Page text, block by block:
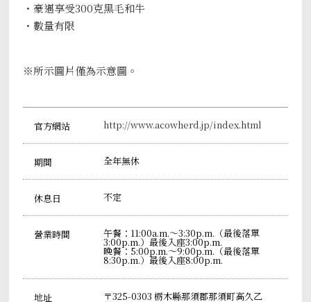
・豪邁享受300克黑毛和牛
・數量有限
※所示圖片僅為示意圖。
官方網站 http://www.acowherd.jp/index.html
期間 全年無休
休息日 不定
營業時間 午餐：11:00a.m.～3:30p.m.（最後落單
3:00p.m.）最後入座3:00p.m.
晚餐：5:00p.m.～9:00p.m.（最後落單
8:30p.m.）最後入座8:00p.m.
地址 〒325-0303 栃木縣那須郡那須町高久乙